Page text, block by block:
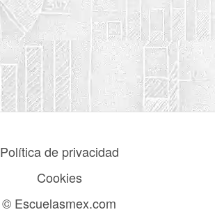
Política de privacidad
Cookies
© Escuelasmex.com